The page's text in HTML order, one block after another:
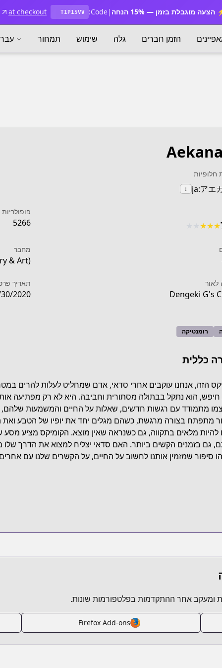
הצעה מוגבלת בזמן — 15% הנחה |
Code:
T1P15VV
at checkout
הזמן חברים גלה שימוש תמחור
https://mangadex.org/title/
https://
https://
https://www.anime-planet.com/manga/https://
חלופיות
ja:アエ
↓
★
★
★
פופולריות
5266
מחבר
& Art)
לאור
Dengeki G's
תאריך
2020
רומנטיקה
כללית
הזה, אנחנו עוקבים אחרי סדאי, אדם שמחליט לעלות להרים
הוא נתקל בבתולה מסתורית וחביבה. היא לא רק מפתיעה
מתמודד עם רגשות חדשים, שאלות על החיים והמשמעות שלהם,
מתפתח בצורה מרגשת, כשהם מגלים יחד את יופיו של הטבע
להיות מלאים בתקווה, גם כשנראה שאין מוצא. הקומיקס מציע מסע
גם בזמנים הקשים ביותר. האם סדאי יצליח למצוא את הדרך שלו
סיפור שמזמין אותנו לחשוב על החיים, על הקשרים שלנו עם
אחר ההתקדמות בפלטפורמות שונות.
Firefox Add-ons